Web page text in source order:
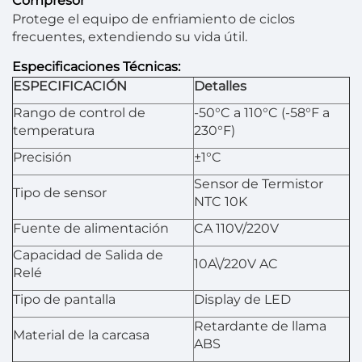
Protege el equipo de enfriamiento de ciclos
frecuentes, extendiendo su vida útil.
Especificaciones Técnicas:
ESPECIFICACIÓN
Detalles
Rango de control de
temperatura
-50°C a 110°C (-58°F a
230°F)
Precisión
±1°C
Tipo de sensor
Sensor de Termistor
NTC 10K
Fuente de alimentación
CA 110V/220V
Capacidad de Salida de
Relé
10A\/220V AC
Tipo de pantalla Display de LED
Material de la carcasa
Retardante de llama
ABS